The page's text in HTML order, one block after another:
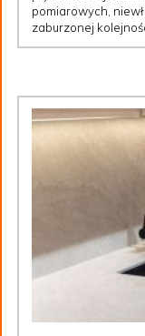
pomiarowych,
zaburzonej